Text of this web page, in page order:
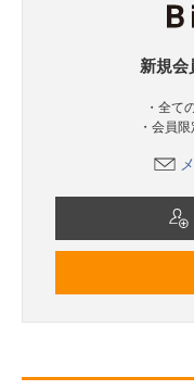
新規会
・全て
・会員